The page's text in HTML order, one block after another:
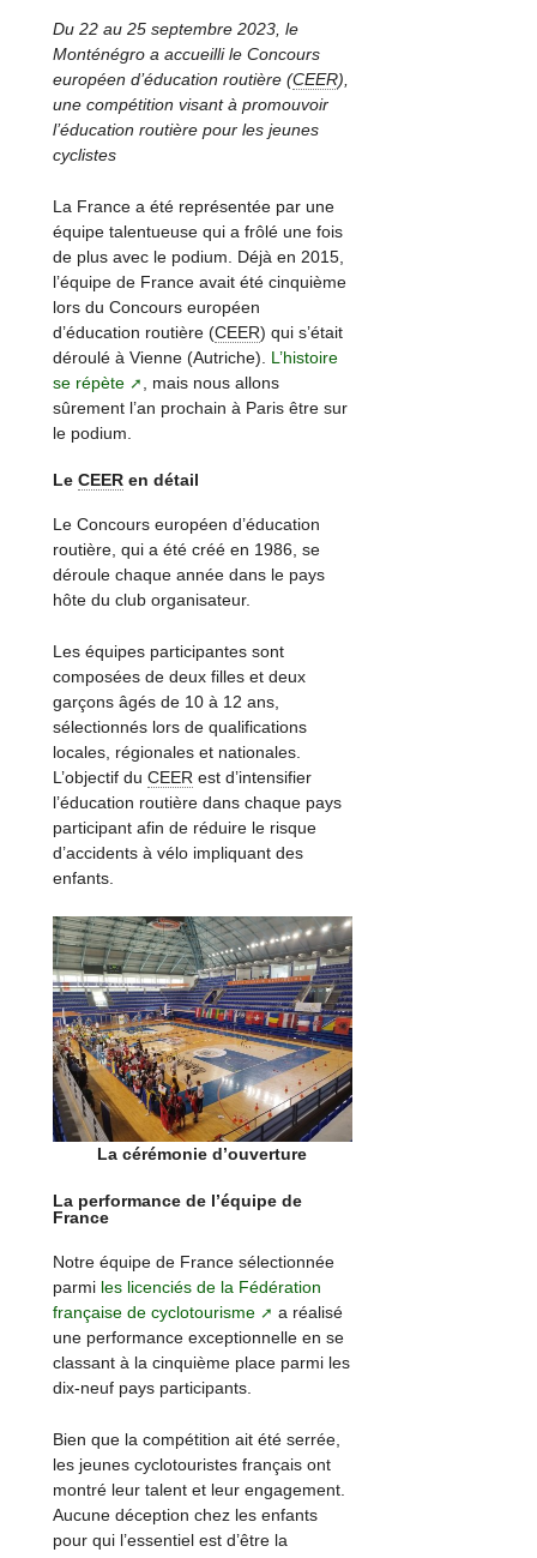
Du 22 au 25 septembre 2023, le
Monténégro a accueilli le Concours
européen d’éducation routière (CEER),
une compétition visant à promouvoir
l’éducation routière pour les jeunes
cyclistes
La France a été représentée par une
équipe talentueuse qui a frôlé une fois
de plus avec le podium. Déjà en 2015,
l’équipe de France avait été cinquième
lors du Concours européen
d’éducation routière (CEER) qui s’était
déroulé à Vienne (Autriche). L’histoire
se répète
, mais nous allons
sûrement l’an prochain à Paris être sur
le podium.
LeCEER en détail
Le Concours européen d’éducation
routière, qui a été créé en 1986, se
déroule chaque année dans le pays
hôte du club organisateur.
Les équipes participantes sont
composées de deux filles et deux
garçons âgés de 10 à 12 ans,
sélectionnés lors de qualifications
locales, régionales et nationales.
L’objectif duCEER est d’intensifier
l’éducation routière dans chaque pays
participant afin de réduire le risque
d’accidents à vélo impliquant des
enfants.
La cérémonie d’ouverture
La performance de l’équipe de
France
Notre équipe de France sélectionnée
parmi les licenciés de la Fédération
française de cyclotourisme
a réalisé
une performance exceptionnelle en se
classant à la cinquième place parmi les
dix-neuf pays participants.
Bien que la compétition ait été serrée,
les jeunes cyclotouristes français ont
montré leur talent et leur engagement.
Aucune déception chez les enfants
pour qui l’essentiel est d’être la